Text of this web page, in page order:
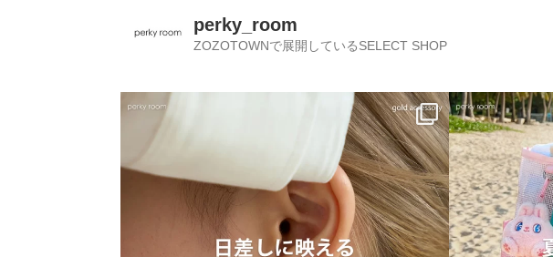
perky_room
ZOZOTOWNで展開しているSELECT SHOP